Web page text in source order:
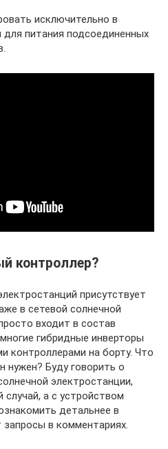
исключительно в
для питания подсоединенных
контроллер?
присутствует
в сетевой солнечной
входит в состав
гибридные инверторы
контроллерами на борту. Что
нужен? Буду говорить о
электростанции,
случай, а с устройством
детальнее в
в комментариях.